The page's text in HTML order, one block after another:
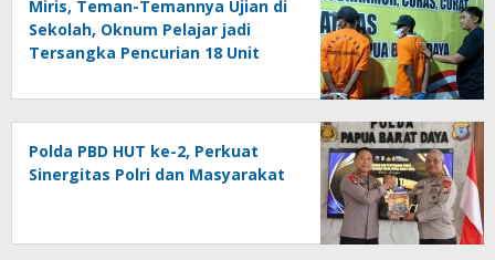
Miris, Teman-Temannya Ujian di
Sekolah, Oknum Pelajar jadi
Tersangka Pencurian 18 Unit
Polda PBD HUT ke-2, Perkuat
Sinergitas Polri dan Masyarakat